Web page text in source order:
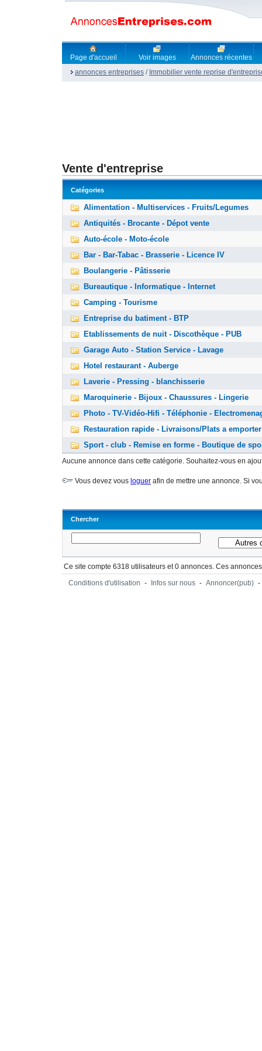
Page d'accueil Voir images
Annonces récentes
annonces entreprises / Immobilier vente reprise
Vente d'entreprise
Catégories
Alimentation - Multiservices - Fruits/Legumes
Antiquités - Brocante - Dépot vente
Auto-école - Moto-école
Bar - Bar-Tabac - Brasserie - Licence IV
Boulangerie - Pâtisserie
Bureautique - Informatique - Internet
Camping - Tourisme
Entreprise du batiment - BTP
Etablissements de nuit - Discothèque - PUB
Garage Auto - Station Service - Lavage
Hotel restaurant - Auberge
Laverie - Pressing - blanchisserie
Maroquinerie - Bijoux - Chaussures - Lingerie
Photo - TV-Vidéo-Hifi - Téléphonie -
Restauration rapide - Livraisons/Plats a emporter
Sport - club - Remise en forme - Boutique de
Aucune annonce dans cette catégorie. Souhaitez-vous en
Vous devez vous loguer afin de mettre une annonce. Si
Chercher
Ce site compte 6318 utilisateurs et 0 annonces. Ces
Conditions d'utilisation - Infos sur nous - Annoncer(pub) -